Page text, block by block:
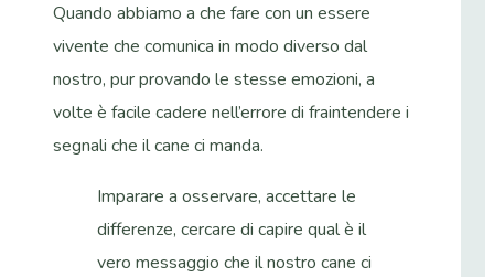
Quando abbiamo a che fare con un essere
vivente che comunica in modo diverso dal
nostro, pur provando le stesse emozioni, a
volte è facile cadere nell’errore di fraintendere i
segnali che il cane ci manda.
Imparare a osservare, accettare le
differenze, cercare di capire qual è il
vero messaggio che il nostro cane ci